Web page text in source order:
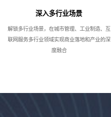
深入多行业场景
解锁多行业场景，在城市管理、工业制造、互
联网服务多行业领域实现商业落地和产业的深
度融合